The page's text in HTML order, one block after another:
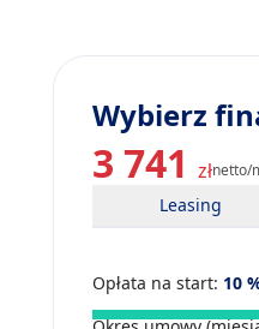
Wybierz
3 741 złnetto/
Leasing
Opłata na start: 10